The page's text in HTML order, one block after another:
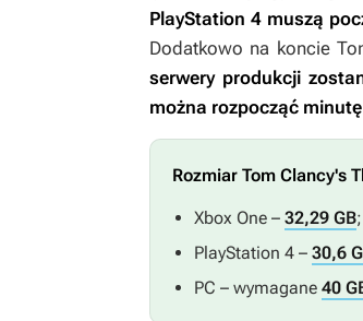
PlayStation 4 muszą
Dodatkowo na koncie
serwery produkcji
można rozpocząć
Rozmiar Tom Clancy's
Xbox One – 32,29 GB;
PlayStation 4 – 30,6
PC – wymagane 40